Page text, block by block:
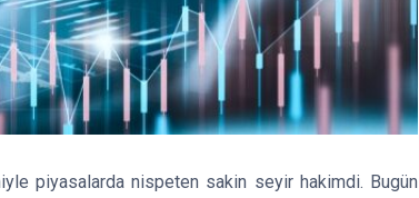
piyasalarda nispeten sakin seyir hakimdi. Bugün